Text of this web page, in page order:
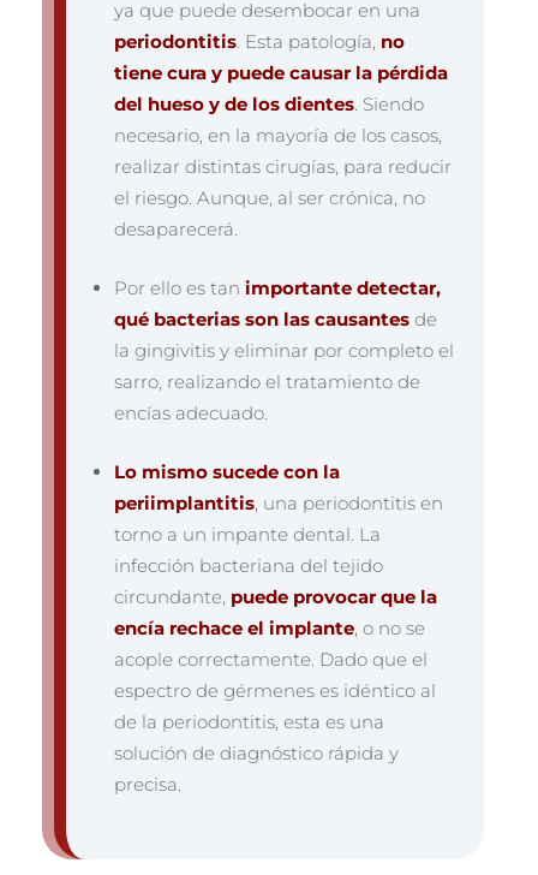
ya que puede desembocar en una
periodontitis. Esta patología, no
tiene cura y puede causar la pérdida
del hueso y de los dientes. Siendo
necesario, en la mayoría de los casos,
realizar distintas cirugías, para reducir
el riesgo. Aunque, al ser crónica, no
desaparecerá.
Por ello es tan importante detectar,
qué bacterias son las causantesde
la gingivitis y eliminar por completo el
sarro, realizando el tratamiento de
encías adecuado.
Lo mismo sucede con la
periimplantitis, una periodontitis en
torno a un impante dental. La
infección bacteriana del tejido
circundante, puede provocar que la
encía rechace el implante, o no se
acople correctamente. Dado que el
espectro de gérmenes es idéntico al
de la periodontitis, esta es una
solución de diagnóstico rápida y
precisa.